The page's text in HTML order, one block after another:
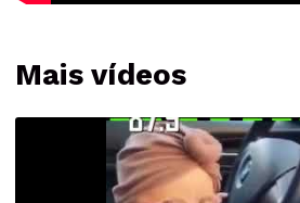
Mais vídeos